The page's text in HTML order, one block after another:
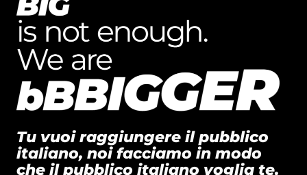
Tu vuoi raggiungere il pubblico
italiano, noi facciamo in modo
che il pubblico italiano voglia te.